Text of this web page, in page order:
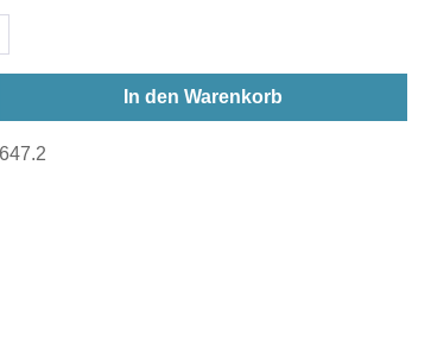
In den Warenkorb